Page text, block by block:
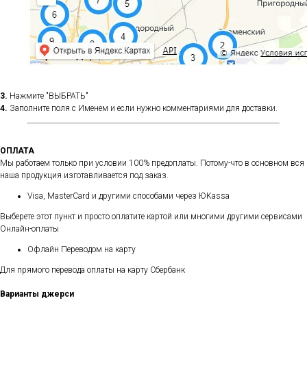
3. Нажмите "ВЫБРАТЬ"
4. Заполните поля с Именем и если нужно комментариями для доставки.
ОПЛАТА
Мы работаем только при условии 100% предоплаты. Потому-что в основном вся
наша продукция изготавливается под заказ.
Visa, MasterCard и другими способами через ЮKassa
Выберете этот пункт и просто оплатите картой или многими другими сервисами
Онлайн-оплаты
Офлайн Переводом на карту
Для прямого перевода оплаты на карту Сбербанк
Варианты джерси